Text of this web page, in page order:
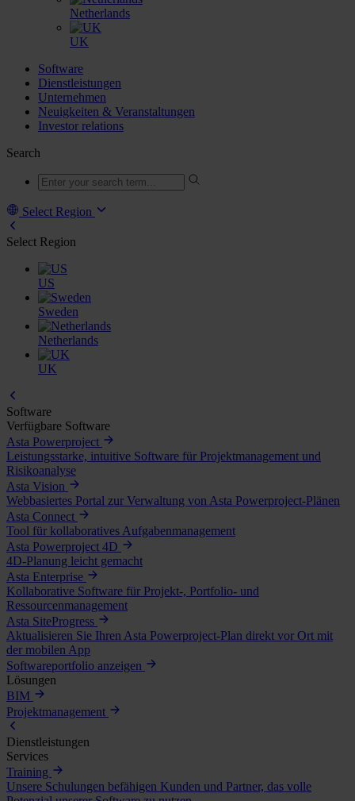
Netherlands
UK
Software
Dienstleistungen
Unternehmen
Neuigkeiten & Veranstaltungen
Investor relations
Search
Select Region
Select Region
US
Sweden
Netherlands
UK
Software
Verfügbare Software
Asta Powerproject
Leistungsstarke, intuitive Software für Projektmanagement und
Risikoanalyse
Asta Vision
Webbasiertes Portal zur Verwaltung von Asta Powerproject-Plänen
Asta Connect
Tool für kollaboratives Aufgabenmanagement
Asta Powerproject 4D
4D-Planung leicht gemacht
Asta Enterprise
Kollaborative Software für Projekt-, Portfolio- und
Ressourcenmanagement
Asta SiteProgress
Aktualisieren Sie Ihren Asta Powerproject-Plan direkt vor Ort mit
der mobilen App
Softwareportfolio anzeigen
Lösungen
BIM
Projektmanagement
Dienstleistungen
Services
Training
Unsere Schulungen befähigen Kunden und Partner, das volle